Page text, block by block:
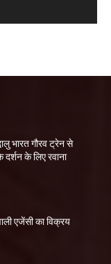
भारत गौरव ट्रेन से
दर्शन के लिए रवाना
एजेंसी का विक्रय